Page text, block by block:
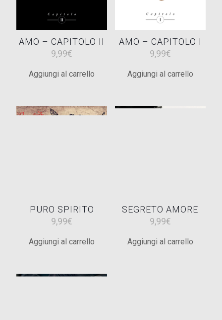
AMO – CAPITOLO II
9,99€
Aggiungi al carrello
AMO – CAPITOLO I
9,99€
Aggiungi al carrello
PURO SPIRITO
9,99€
Aggiungi al carrello
SEGRETO AMORE
9,99€
Aggiungi al carrello